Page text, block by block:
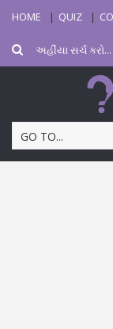
HOME QUIZ
GO TO...